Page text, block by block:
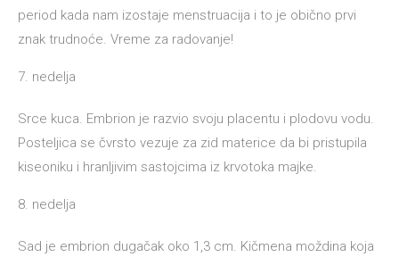
period kada nam izostaje menstruacija i to je obično prvi
znak trudnoće. Vreme za radovanje!
7. nedelja
Srce kuca. Embrion je razvio svoju placentu i plodovu vodu.
Posteljica se čvrsto vezuje za zid materice da bi pristupila
kiseoniku i hranljivim sastojcima iz krvotoka majke.
8. nedelja
Sad je embrion dugačak oko 1,3 cm. Kičmena moždina koja